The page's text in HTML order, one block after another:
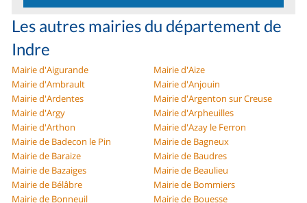
Les autres mairies du département de
Indre
Mairie d'Aigurande
Mairie d'Aize
Mairie d'Ambrault
Mairie d'Anjouin
Mairie d'Ardentes
Mairie d'Argenton sur Creuse
Mairie d'Argy
Mairie d'Arpheuilles
Mairie d'Arthon
Mairie d'Azay le Ferron
Mairie de Badecon le Pin
Mairie de Bagneux
Mairie de Baraize
Mairie de Baudres
Mairie de Bazaiges
Mairie de Beaulieu
Mairie de Bélâbre
Mairie de Bommiers
Mairie de Bonneuil
Mairie de Bouesse